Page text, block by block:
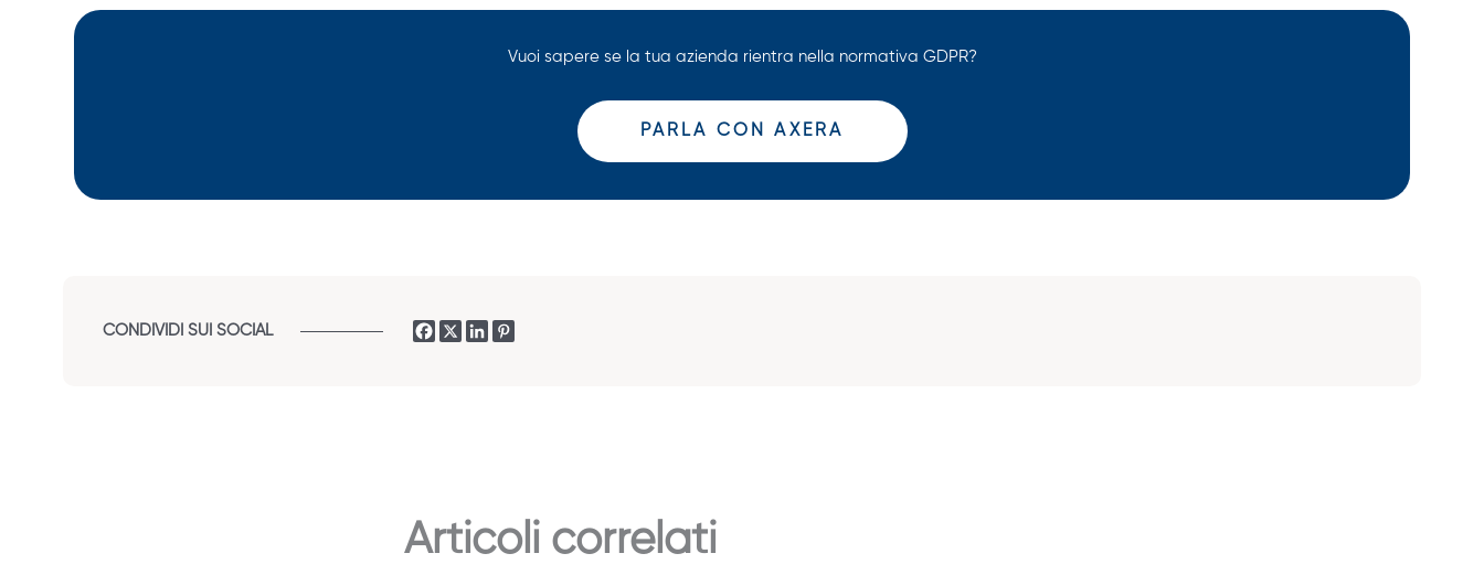
Vuoi sapere se la tua azienda rientra nella normativa GDPR?
PARLA CON AXERA
CONDIVIDI SUI SOCIAL
Articoli correlati